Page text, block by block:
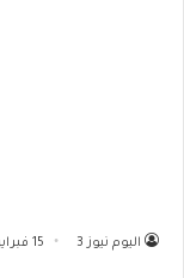
اليوم نيوز 3 15 فبراير 2025 - 10:00 مساءً